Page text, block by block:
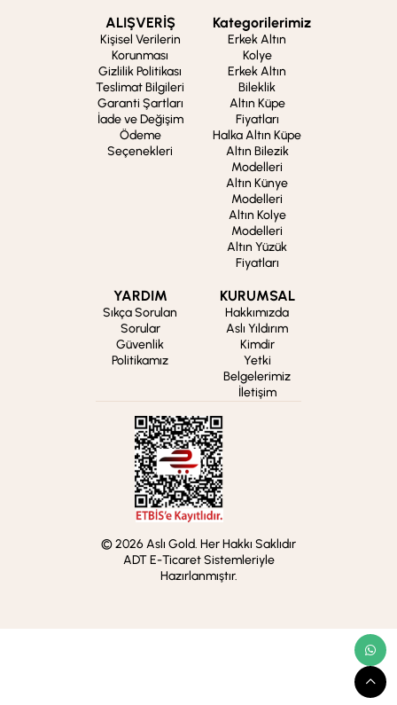
ALIŞVERİŞ
Kişisel Verilerin
Korunması
Gizlilik Politikası
Teslimat Bilgileri
Garanti Şartları
İade ve Değişim
Ödeme
Seçenekleri
Kategorilerimiz
Erkek Altın
Kolye
Erkek Altın
Bileklik
Altın Küpe
Fiyatları
Halka Altın Küpe
Altın Bilezik
Modelleri
Altın Künye
Modelleri
Altın Kolye
Modelleri
Altın Yüzük
Fiyatları
YARDIM
Sıkça Sorulan
Sorular
Güvenlik
Politikamız
KURUMSAL
Hakkımızda
Aslı Yıldırım
Kimdir
Yetki
Belgelerimiz
İletişim
© 2026 Aslı Gold. Her Hakkı Saklıdır
ADT E-Ticaret Sistemleriyle
Hazırlanmıştır.